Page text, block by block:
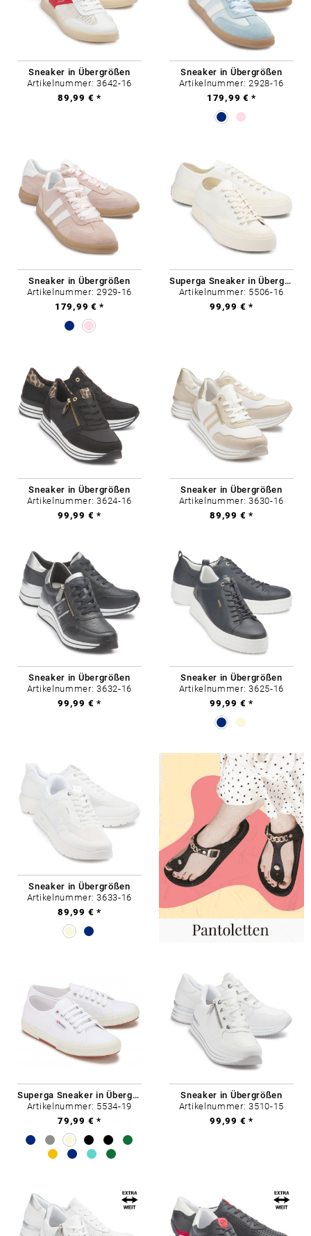
Sneaker in Übergrößen
Artikelnummer: 3642-16
89,99 € *
Sneaker in Übergrößen
Artikelnummer: 2928-16
179,99 € *
Sneaker in Übergrößen
Artikelnummer: 2929-16
179,99 € *
Superga Sneaker in Übergrößen
Artikelnummer: 5506-16
99,99 € *
Sneaker in Übergrößen
Artikelnummer: 3624-16
99,99 € *
Sneaker in Übergrößen
Artikelnummer: 3630-16
89,99 € *
Sneaker in Übergrößen
Artikelnummer: 3632-16
99,99 € *
Sneaker in Übergrößen
Artikelnummer: 3625-16
99,99 € *
Sneaker in Übergrößen
Artikelnummer: 3633-16
89,99 € *
Superga Sneaker in Übergrößen
Artikelnummer: 5534-19
79,99 € *
Sneaker in Übergrößen
Artikelnummer: 3510-15
99,99 € *